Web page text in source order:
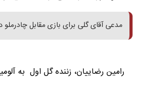
مدعی آقای گلی برای بازی مقابل
رامین رضاییان، زننده گل اول به